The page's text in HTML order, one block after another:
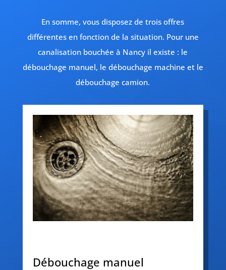
En somme, vous disposez de trois offres
différentes en fonction de la situation. Pour une
canalisation bouchée à Nancy il existe : le
débouchage manuel, le débouchage machine et le
débouchage camion.
Débouchage manuel